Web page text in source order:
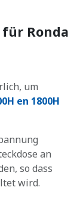
Ronda
um
en 1800H
an
so dass
wird.